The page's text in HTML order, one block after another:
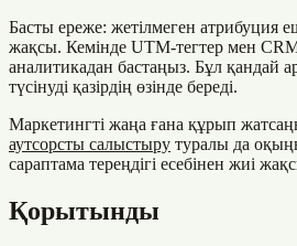
Басты ереже: жетілмеген атрибуция
жақсы. Кемінде UTM-тегтер мен
аналитикадан бастаңыз. Бұл қандай
түсінуді қазірдің өзінде береді.
Маркетингті жаңа ғана құрып
аутсорсты салыстыру туралы да
сараптама тереңдігі есебінен жиі
Қорытынды